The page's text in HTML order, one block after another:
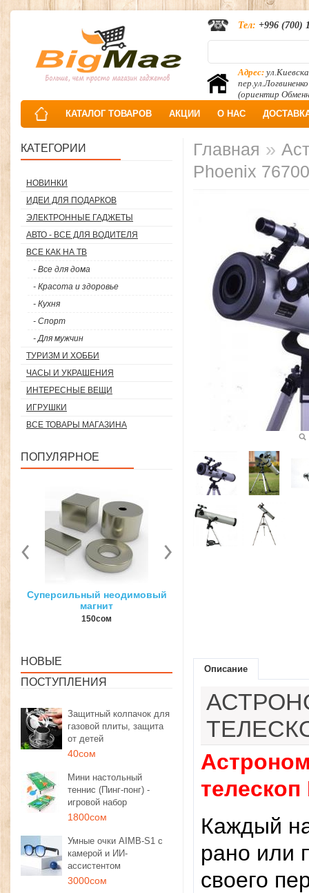
Адрес:
пер.ул.Логвиненко
(ориентир
Тел: +996 (700)
КАТАЛОГ ТОВАРОВ АКЦИИ О НАС
КАТЕГОРИИ
НОВИНКИ
ИДЕИ ДЛЯ ПОДАРКОВ
ЭЛЕКТРОННЫЕ ГАДЖЕТЫ
АВТО - ВСЕ ДЛЯ ВОДИТЕЛЯ
ВСЕ КАК НА ТВ
- Все для дома
- Красота и здоровье
- Кухня
- Спорт
- Для мужчин
ТУРИЗМ И ХОББИ
ЧАСЫ И УКРАШЕНИЯ
ИНТЕРЕСНЫЕ ВЕЩИ
ИГРУШКИ
ВСЕ ТОВАРЫ МАГАЗИНА
ПОПУЛЯРНОЕ
3D ручка для объемного
рисования
1350сом 1190сом
НОВЫЕ
ПОСТУПЛЕНИЯ
Защитный колпачок для
газовой плиты, защита
от детей
40сом
Мини настольный
теннис (Пинг-понг) -
игровой набор
1800сом
Умные очки AIMB-S1 с
камерой и ИИ-
ассистентом
3000сом
Главная »
Phoenix 76700
Описание
Каждый
рано или
своего